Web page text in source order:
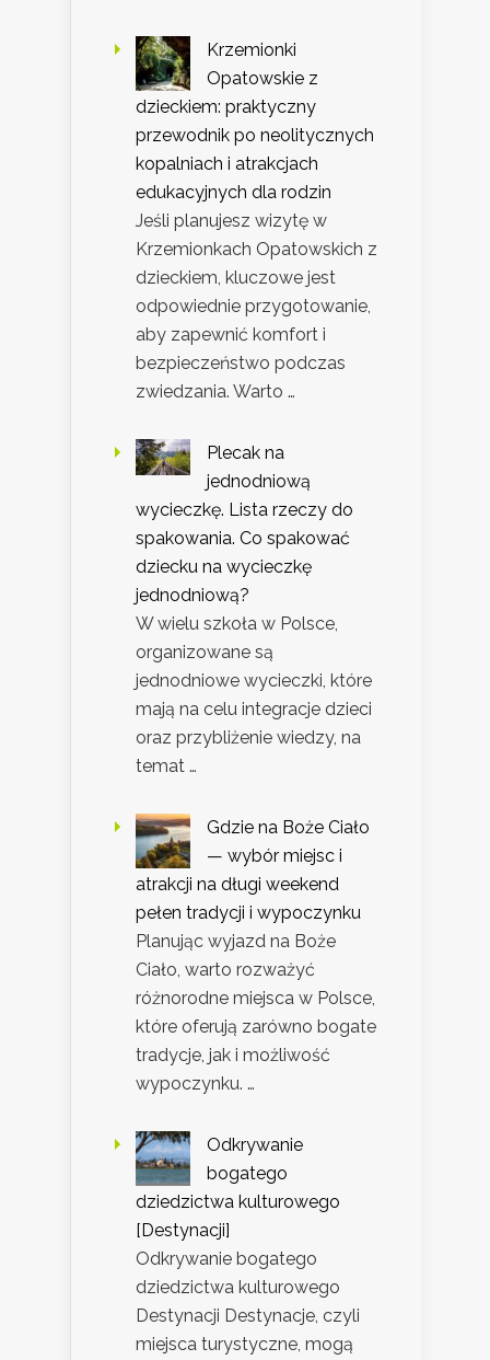
Krzemionki
Opatowskie z
dzieckiem: praktyczny
przewodnik po neolitycznych
kopalniach i atrakcjach
edukacyjnych dla rodzin
Jeśli planujesz wizytę w
Krzemionkach Opatowskich z
dzieckiem, kluczowe jest
odpowiednie przygotowanie,
aby zapewnić komfort i
bezpieczeństwo podczas
zwiedzania. Warto …
Plecak na
jednodniową
wycieczkę. Lista rzeczy do
spakowania. Co spakować
dziecku na wycieczkę
jednodniową?
W wielu szkoła w Polsce,
organizowane są
jednodniowe wycieczki, które
mają na celu integracje dzieci
oraz przybliżenie wiedzy, na
temat …
Gdzie na Boże Ciało
— wybór miejsc i
atrakcji na długi weekend
pełen tradycji i wypoczynku
Planując wyjazd na Boże
Ciało, warto rozważyć
różnorodne miejsca w Polsce,
które oferują zarówno bogate
tradycje, jak i możliwość
wypoczynku. …
Odkrywanie
bogatego
dziedzictwa kulturowego
[Destynacji]
Odkrywanie bogatego
dziedzictwa kulturowego
Destynacji Destynacje, czyli
miejsca turystyczne, mogą